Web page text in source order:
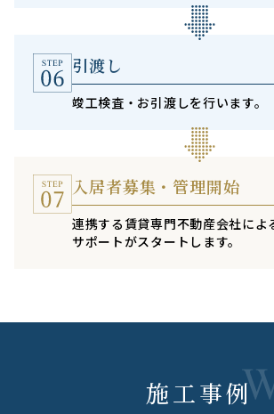
引渡し
竣工検査・お引渡しを行います。
入居者募集・管理開始
連携する賃貸専門不動産会社によ
サポートがスタートします。
施工事例